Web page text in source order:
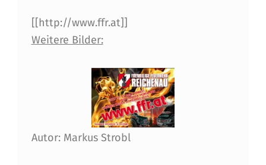
W
E
[[http://www.ffr.at]]
Weitere Bilder:
Autor: Markus Strobl